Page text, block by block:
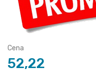
Cena
52,22